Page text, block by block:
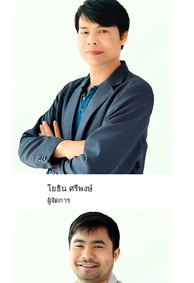
โยธิน ศรีพงษ์
ผู้จัดการ